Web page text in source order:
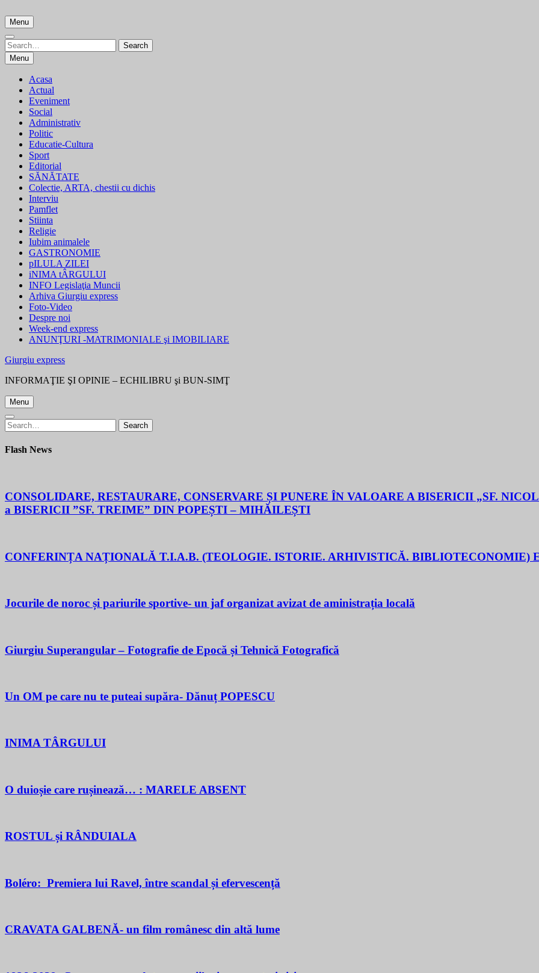
to
content
Menu
Search
for:
Search
Menu
Acasa
Actual
Eveniment
Social
Administrativ
Politic
Educatie-Cultura
Sport
Editorial
SĂNĂTATE
Colectie, ARTA, chestii cu dichis
Interviu
Pamflet
Stiinta
Religie
Iubim animalele
GASTRONOMIE
pILULA ZILEI
iNIMA tÂRGULUI
INFO Legislaţia Muncii
Arhiva Giurgiu express
Foto-Video
Despre noi
Week-end express
ANUNŢURI -MATRIMONIALE şi IMOBILIARE
Giurgiu express
INFORMAŢIE ŞI OPINIE – ECHILIBRU şi BUN-SIMŢ
Menu
Search
for:
Search
Flash News
CONSOLIDARE, RESTAURARE, CONSERVARE ȘI PUNERE ÎN VALOARE A BISERICII „SF.
a BISERICII ”SF. TREIME” DIN POPEȘTI – MIHĂILEȘTI
CONFERINȚA NAȚIONALĂ T.I.A.B. (TEOLOGIE. ISTORIE. ARHIVISTICĂ. BIBLIOTECONOMIE)
Jocurile de noroc și pariurile sportive- un jaf organizat avizat de aministrația locală
Giurgiu Superangular – Fotografie de Epocă și Tehnică Fotografică
Un OM pe care nu te puteai supăra- Dănuț POPESCU
INIMA TÂRGULUI
O duioșie care rușinează… : MARELE ABSENT
ROSTUL și RÂNDUIALA
Boléro: Premiera lui Ravel, între scandal și efervescență
CRAVATA GALBENĂ- un film românesc din altă lume